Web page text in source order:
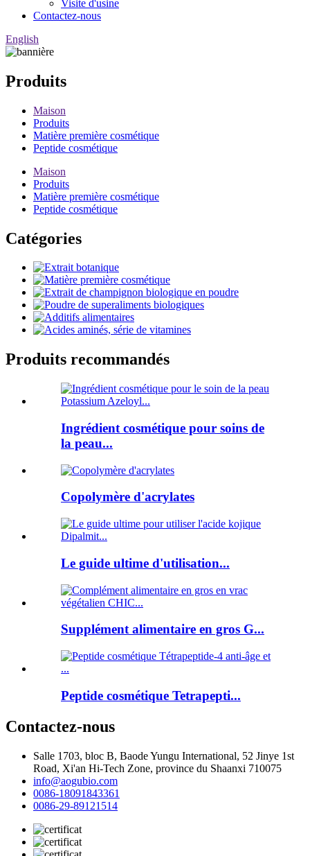
Visite d'usine
Contactez-nous
English
Produits
Maison
Produits
Matière première cosmétique
Peptide cosmétique
Maison
Produits
Matière première cosmétique
Peptide cosmétique
Catégories
Produits recommandés
Ingrédient cosmétique pour soins de
la peau...
Copolymère d'acrylates
Le guide ultime d'utilisation...
Supplément alimentaire en gros G...
Peptide cosmétique Tetrapepti...
Contactez-nous
Salle 1703, bloc B, Baode Yungu International, 52 Jinye 1st
Road, Xi'an Hi-Tech Zone, province du Shaanxi 710075
info@aogubio.com
0086-18091843361
0086-29-89121514